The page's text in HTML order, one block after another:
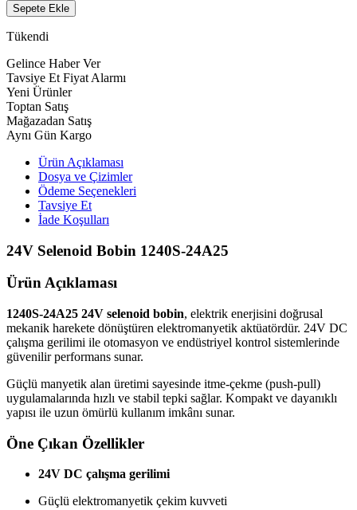
Sepete Ekle
Tükendi
Gelince Haber Ver
Tavsiye Et Fiyat Alarmı
Yeni Ürünler
Toptan Satış
Mağazadan Satış
Aynı Gün Kargo
Ürün Açıklaması
Dosya ve Çizimler
Ödeme Seçenekleri
Tavsiye Et
İade Koşulları
24V Selenoid Bobin 1240S-24A25
Ürün Açıklaması
1240S-24A25 24V selenoid bobin, elektrik enerjisini doğrusal
mekanik harekete dönüştüren elektromanyetik aktüatördür. 24V DC
çalışma gerilimi ile otomasyon ve endüstriyel kontrol sistemlerinde
güvenilir performans sunar.
Güçlü manyetik alan üretimi sayesinde itme-çekme (push-pull)
uygulamalarında hızlı ve stabil tepki sağlar. Kompakt ve dayanıklı
yapısı ile uzun ömürlü kullanım imkânı sunar.
Öne Çıkan Özellikler
24V DC çalışma gerilimi
Güçlü elektromanyetik çekim kuvveti